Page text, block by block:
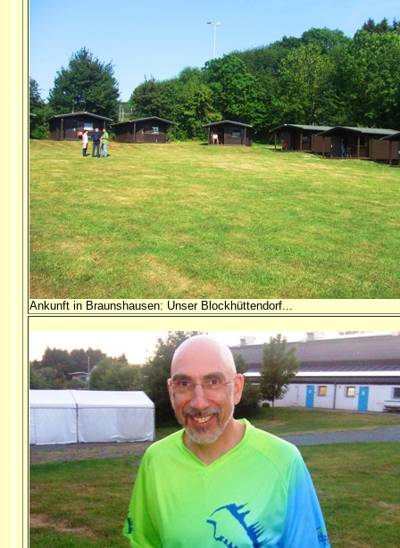
Ankunft in Braunshausen: Unser Blockhüttendorf...